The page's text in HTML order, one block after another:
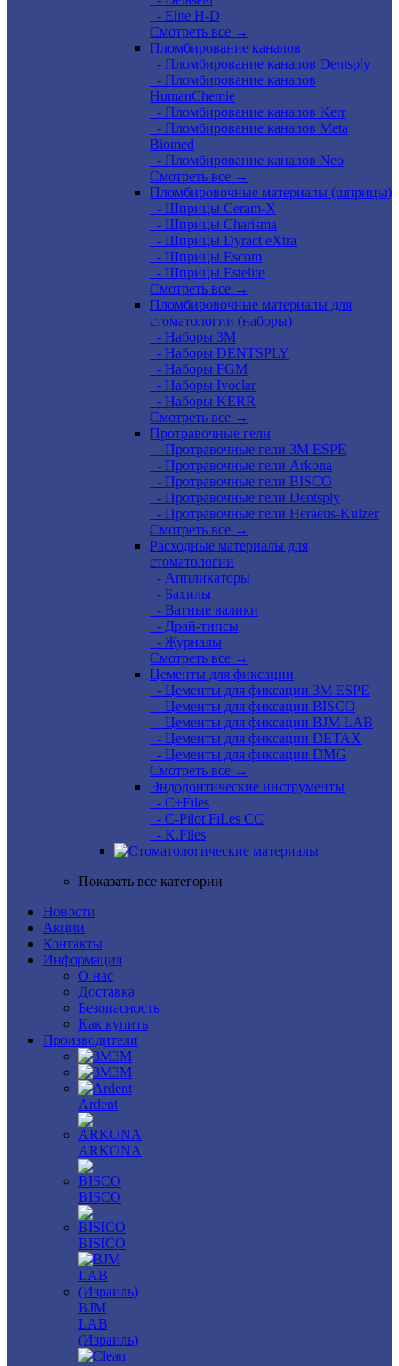
- Elite H-D
Смотреть все →
Пломбирование каналов
- Пломбирование каналов Dentsply
- Пломбирование каналов
HumanChemie
- Пломбирование каналов Kerr
- Пломбирование каналов Meta
Biomed
- Пломбирование каналов Neo
Смотреть все →
Пломбировочные материалы (шприцы)
- Шприцы Ceram-X
- Шприцы Charisma
- Шприцы Dyract eXtra
- Шприцы Escom
- Шприцы Estelite
Смотреть все →
Пломбировочные материалы для
стоматологии (наборы)
- Наборы 3М
- Наборы DENTSPLY
- Наборы FGM
- Наборы Ivoclar
- Наборы KERR
Смотреть все →
Протравочные гели
- Протравочные гели 3М ESPE
- Протравочные гели Arkona
- Протравочные гели BISCO
- Протравочные гели Dentsply
- Протравочные гели Heraeus-Kulzer
Смотреть все →
Расходные материалы для
стоматологии
- Аппликаторы
- Бахилы
- Ватные валики
- Драй-типсы
- Журналы
Смотреть все →
Цементы для фиксации
- Цементы для фиксации 3M ESPE
- Цементы для фиксации BISCO
- Цементы для фиксации BJM LAB
- Цементы для фиксации DETAX
- Цементы для фиксации DMG
Смотреть все →
Эндодонтические инструменты
- C+Files
- C-Pilot FiLes CC
- K.Files
Показать все категории
Новости
Акции
Контакты
Информация
О нас
Доставка
Безопасность
Как купить
Производители
3M
3М
Ardent
ARKONA
BISCO
BISICO
BJM
LAB
(Израиль)